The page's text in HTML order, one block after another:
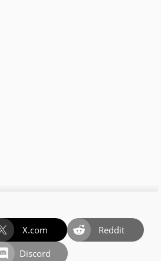
X.com
Reddit
Discord